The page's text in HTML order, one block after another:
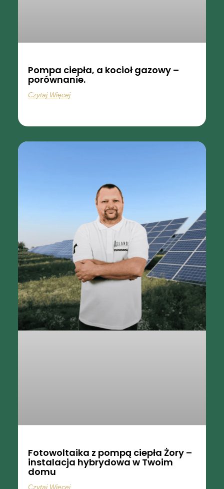
Pompa ciepła, a kocioł gazowy –
porównanie.
Czytaj Więcej
Fotowoltaika z pompą ciepła Żory –
instalacja hybrydowa w Twoim
domu
Czytaj Więcej